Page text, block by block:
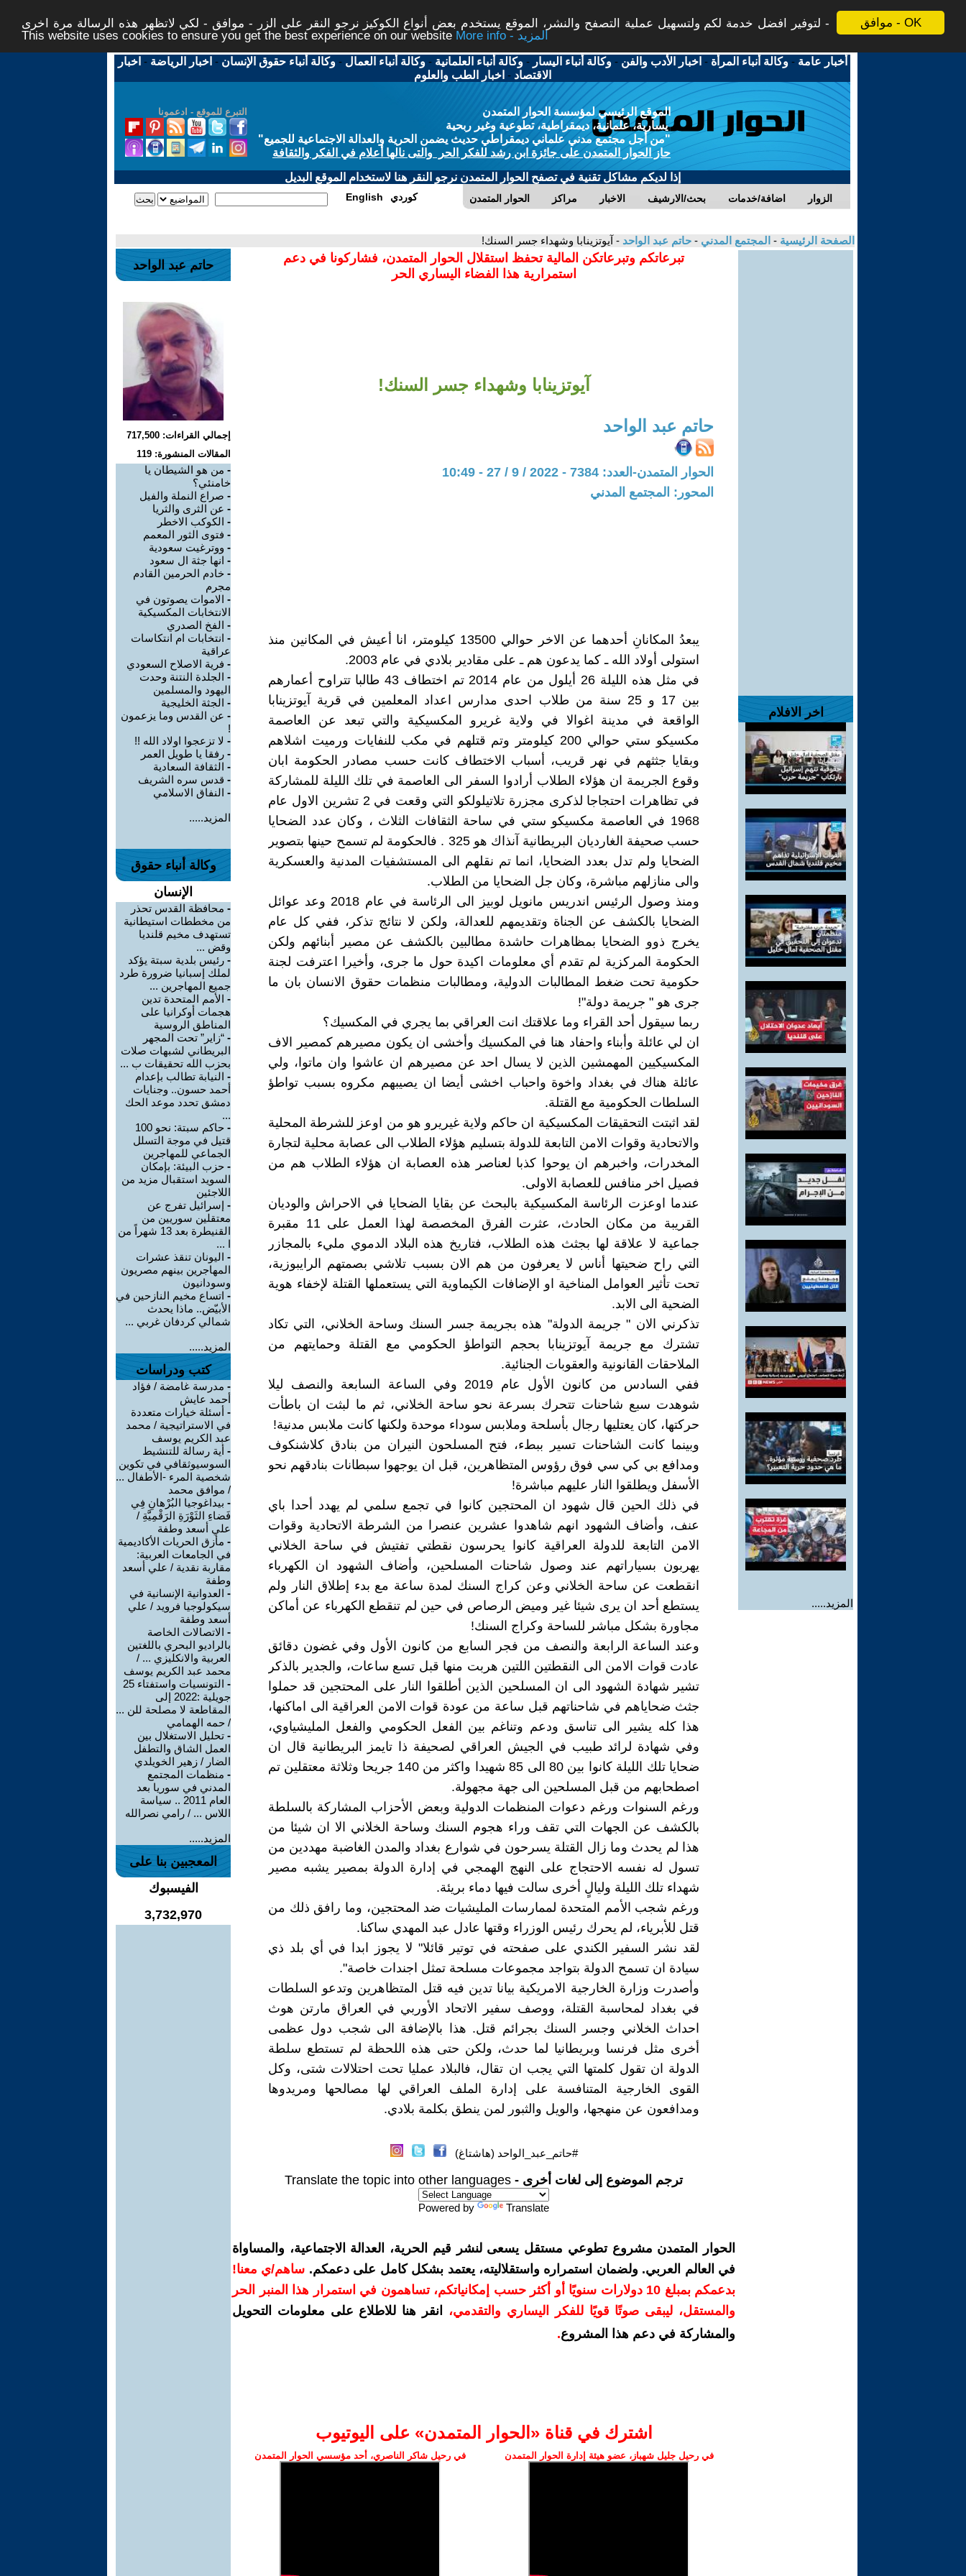
موافق - OK
لتوفير افضل خدمة لكم ولتسهيل عملية التصفح والنشر، الموقع يستخدم بعض أنواع الكوكيز نرجو النقر على الزر - موافق - لكي لاتظهر هذه الرسالة مرة اخرى -
This website uses cookies to ensure you get the best experience on our website
More info - المزيد
أخبار عامة -وكالة أنباء المرأة - اخبار الأدب والفن -وكالة أنباء اليسار -وكالة أنباء العلمانية -وكالة أنباء العمال -وكالة أنباء حقوق الإنسان - اخبار الرياضة - اخبار
الاقتصاد - اخبار الطب والعلوم
التبرع للموقع - ادعمونا
الموقع الرئيسي لمؤسسة الحوار المتمدن
يسارية، علمانية، ديمقراطية، تطوعية وغير ربحية
"من أجل مجتمع مدني علماني ديمقراطي حديث يضمن الحرية والعدالة الاجتماعية للجميع"
حاز الحوار المتمدن على جائزة ابن رشد للفكر الحر والتى نالها أعلام في الفكر والثقافة
إذا لديكم مشاكل تقنية في تصفح الحوار المتمدن نرجو النقر هنا لاستخدام الموقع البديل
الحوار المتمدن مراكز الاخبار بحث/الارشيف اضافة/خدمات الزوار English كوردي
الصفحة الرئيسية - المجتمع المدني - حاتم عبد الواحد - آيوتزينابا وشهداء جسر السنك!
اخر الافلام
المزيد.....
تبرعاتكم وتبرعاتكن المالية تحفظ استقلال الحوار المتمدن، فشاركونا في دعم
استمرارية هذا الفضاء اليساري الحر
آيوتزينابا وشهداء جسر السنك!
حاتم عبد الواحد
الحوار المتمدن-العدد: 7384 - 2022 / 9 / 27 - 10:49
المحور: المجتمع المدني
يبعدُ المكانانِ أحدهما عن الاخر حوالي 13500 كيلومتر، انا أعيش في المكانين منذ
استولى أولاد الله ـ كما يدعون هم ـ على مقادير بلادي في عام 2003.
في مثل هذه الليلة 26 أيلول من عام 2014 تم اختطاف 43 طالبا تتراوح أعمارهم
بين 17 و 25 سنة من طلاب احدى مدارس اعداد المعلمين في قرية آيوتزينابا
الواقعة في مدينة اغوالا في ولاية غريرو المكسيكية والتي تبعد عن العاصمة
مكسيكو ستي حوالي 200 كيلومتر وتم قتلهم في مكب للنفايات ورميت اشلاهم
وبقايا جثثهم في نهر قريب، أسباب الاختطاف كانت حسب مصادر الحكومة ابان
وقوع الجريمة ان هؤلاء الطلاب أرادوا السفر الى العاصمة في تلك الليلة للمشاركة
في تظاهرات احتجاجا لذكرى مجزرة تلاتيلولكو التي وقعت في 2 تشرين الاول عام
1968 في العاصمة مكسيكو ستي في ساحة الثقافات الثلاث ، وكان عدد الضحايا
حسب صحيفة الغارديان البريطانية آنذاك هو 325 . فالحكومة لم تسمح حينها بتصوير
الضحايا ولم تدل بعدد الضحايا، انما تم نقلهم الى المستشفيات المدنية والعسكرية
والى منازلهم مباشرة، وكان جل الضحايا من الطلاب.
ومنذ وصول الرئيس اندريس مانويل لوبيز الى الرئاسة في عام 2018 وعد عوائل
الضحايا بالكشف عن الجناة وتقديمهم للعدالة، ولكن لا نتائج تذكر، ففي كل عام
يخرج ذوو الضحايا بمظاهرات حاشدة مطالبين بالكشف عن مصير أبنائهم ولكن
الحكومة المركزية لم تقدم أي معلومات اكيدة حول ما جرى، وأخيرا اعترفت لجنة
حكومية تحت ضغط المطالبات الدولية، ومطالبات منظمات حقوق الانسان بان ما
جرى هو " جريمة دولة"!
ربما سيقول أحد القراء وما علاقتك انت العراقي بما يجري في المكسيك؟
ان لي عائلة وأبناء واحفاد هنا في المكسيك وأخشى ان يكون مصيرهم كمصير الاف
المكسيكيين المهمشين الذين لا يسال احد عن مصيرهم ان عاشوا وان ماتوا، ولي
عائلة هناك في بغداد واخوة واحباب اخشى أيضا ان يصيبهم مكروه بسبب تواطؤ
السلطات الحكومية مع القتلة.
لقد اثبتت التحقيقات المكسيكية ان حاكم ولاية غيريرو هو من اوعز للشرطة المحلية
والاتحادية وقوات الامن التابعة للدولة بتسليم هؤلاء الطلاب الى عصابة محلية لتجارة
المخدرات، واخبرهم ان يوحوا كذبا لعناصر هذه العصابة ان هؤلاء الطلاب هم من
فصيل اخر منافس للعصابة الاولى.
عندما اوعزت الرئاسة المكسيكية بالبحث عن بقايا الضحايا في الاحراش والوديان
القريبة من مكان الحادث، عثرت الفرق المخصصة لهذا العمل على 11 مقبرة
جماعية لا علاقة لها بجثث هذه الطلاب، فتاريخ هذه البلاد الدموي مليء بالمجازر
التي راح ضحيتها أناس لا يعرفون من هم الان بسبب تلاشي بصمتهم الرايبوزية،
تحت تأثير العوامل المناخية او الإضافات الكيماوية التي يستعملها القتلة لإخفاء هوية
الضحية الى الابد.
تذكرني الان " جريمة الدولة" هذه بجريمة جسر السنك وساحة الخلاني، التي تكاد
تشترك مع جريمة آيوتزينابا بحجم التواطؤ الحكومي مع القتلة وحمايتهم من
الملاحقات القانونية والعقوبات الجنائية.
ففي السادس من كانون الأول عام 2019 وفي الساعة السابعة والنصف ليلا
شوهدت سبع شاحنات تتحرك بسرعة نحو ساحة الخلاني، ثم ما لبثت ان باطأت
حركتها، كان يعتليها رجال بأسلحة وملابس سوداء موحدة ولكنها كانت ملابس مدنية!
وبينما كانت الشاحنات تسير ببطء، فتح المسلحون النيران من بنادق كلاشنكوف
ومدافع بي كي سي فوق رؤوس المتظاهرين، قبل ان يوجهوا سبطانات بنادقهم نحو
الأسفل ويطلقوا النار عليهم مباشرة!
في ذلك الحين قال شهود ان المحتجين كانوا في تجمع سلمي لم يهدد أحدا باي
عنف، وأضاف الشهود انهم شاهدوا عشرين عنصرا من الشرطة الاتحادية وقوات
الامن التابعة للدولة العراقية كانوا يحرسون نقطتي تفتيش في ساحة الخلاني
يهربون بسياراتهم عند وصول شاحنات المسلحين، وأضاف الشهود ان الكهرباء
انقطعت عن ساحة الخلاني وعن كراج السنك لمدة ساعة مع بدء إطلاق النار ولم
يستطع أحد ان يرى شيئا غير وميض الرصاص في حين لم تنقطع الكهرباء عن أماكن
مجاورة بشكل مباشر للساحة وكراج السنك!
وعند الساعة الرابعة والنصف من فجر السابع من كانون الأول وفي غضون دقائق
عادت قوات الامن الى النقطتين اللتين هربت منها قبل تسع ساعات، والجدير بالذكر
تشير شهادة الشهود الى ان المسلحين الذين أطلقوا النار على المحتجين قد حملوا
جثث ضحاياهم في شاحناتهم قبل ساعة من عودة قوات الامن العراقية الى اماكنها،
هذا كله يشير الى تناسق ودعم وتناغم بين الفعل الحكومي والفعل المليشياوي،
وفي شهادة لرائد طبيب في الجيش العراقي لصحيفة ذا تايمز البريطانية قال ان
ضحايا تلك الليلة كانوا بين 80 الى 85 شهيدا واكثر من 140 جريحا وثلاثة معتقلين تم
اصطحابهم من قبل المسلحين الى جهة مجهولة.
ورغم السنوات ورغم دعوات المنظمات الدولية وبعض الأحزاب المشاركة بالسلطة
بالكشف عن الجهات التي تقف وراء هجوم السنك وساحة الخلاني الا ان شيئا من
هذا لم يحدث وما زال القتلة يسرحون في شوارع بغداد والمدن الغاضبة مهددين من
تسول له نفسه الاحتجاج على النهج الهمجي في إدارة الدولة بمصير يشبه مصير
شهداء تلك الليلة وليالٍ أخرى سالت فيها دماء بريئة.
ورغم شجب الأمم المتحدة لممارسات المليشيات ضد المحتجين، وما رافق ذلك من
قتل للأبرياء، لم يحرك رئيس الوزراء وقتها عادل عبد المهدي ساكنا.
لقد نشر السفير الكندي على صفحته في توتير قائلا" لا يجوز ابدا في أي بلد ذي
سيادة ان تسمح الدولة بتواجد مجموعات مسلحة تمثل اجندات خاصة".
وأصدرت وزارة الخارجية الامريكية بيانا تدين فيه قتل المتظاهرين وتدعو السلطات
في بغداد لمحاسبة القتلة، ووصف سفير الاتحاد الأوربي في العراق مارتن هوث
احداث الخلاني وجسر السنك بجرائم قتل. هذا بالإضافة الى شجب دول عظمى
أخرى مثل فرنسا وبريطانيا لما حدث، ولكن حتى هذه اللحظة لم تستطع سلطة
الدولة ان تقول كلمتها التي يجب ان تقال، فالبلاد عمليا تحت احتلالات شتى، وكل
القوى الخارجية المتنافسة على إدارة الملف العراقي لها مصالحها ومريدوها
ومدافعون عن منهجها، والويل والثبور لمن ينطق بكلمة بلادي.
#حاتم_عبد_الواحد (هاشتاغ)
ترجم الموضوع إلى لغات أخرى - Translate the topic into other languages
Powered by Translate
الحوار المتمدن مشروع تطوعي مستقل يسعى لنشر قيم الحرية، العدالة الاجتماعية، والمساواة
في العالم العربي. ولضمان استمراره واستقلاليته، يعتمد بشكل كامل على دعمكم. ساهم/ي معنا!
بدعمكم بمبلغ 10 دولارات سنويًا أو أكثر حسب إمكانياتكم، تساهمون في استمرار هذا المنبر الحر
والمستقل، ليبقى صوتًا قويًا للفكر اليساري والتقدمي،
انقر هنا للاطلاع على معلومات التحويل
والمشاركة في دعم هذا المشروع.
اشترك في قناة ‫«الحوار المتمدن» على اليوتيوب
في رحيل جليل شهباز، عضو هيئة إدارة الحوار المتمدن في رحيل شاكر الناصري، أحد مؤسسي الحوار المتمدن
حاتم عبد الواحد
إجمالي القراءات: 717,500
المقالات المنشورة: 119
- من هو الشيطان يا
خامنئي؟
- صراع النملة والفيل
- عن الثرى والثريا
- الكوكب الاخطر
- فتوى الثور المعمم
- ووترغيت سعودية
- انها جثة ال سعود
- خادم الحرمين القادم
مجرم
- الاموات يصوتون في
الانتخابات المكسيكية
- الفخ الصدري
- انتخابات ام انتكاسات
عراقية
- فرية الاصلاح السعودي
- الجلدة النتنة وحدت
اليهود والمسلمين
- الجثة الخليجية
- عن القدس وما يزعمون
!
- لا تزعجوا اولاد الله !!
- رفقا يا طويل العمر
- الثقافة السعادية
- قدس سره الشريف
- النفاق الاسلامي
المزيد.....
وكالة أنباء حقوق
الإنسان
- محافظة القدس تحذر
من مخططات استيطانية
تستهدف مخيم قلنديا
وقض ...
- رئيس بلدية سبتة يؤكد
لملك إسبانيا ضرورة طرد
جميع المهاجرين ...
- الأمم المتحدة تدين
هجمات أوكرانيا على
المناطق الروسية
- “زاير” تحت المجهر
البريطاني لشبهات صلات
بحزب الله تحقيقات ب ...
- النيابة تطالب بإعدام
أحمد حسون.. وجنايات
دمشق تحدد موعد الحك
...
-
حاكم سبتة: نحو 100
قتيل في موجة التسلل
الجماعي للمهاجرين
- حزب البيئة: بإمكان
السويد استقبال مزيد من
اللاجئين
- إسرائيل تفرج عن
معتقلين سوريين من
القنيطرة بعد 13 شهراً من
ا ...
- اليونان تنقذ عشرات
المهاجرين بينهم مصريون
وسودانيون
- اتساع مخيم النازحين في
الأبيّض.. ماذا يحدث
شمالي كردفان غربي ...
المزيد.....
كتب ودراسات
- مدرسة غامضة / فؤاد
أحمد عايش
- أسئلة خيارات متعددة
في الاستراتيجية / محمد
عبد الكريم يوسف
- أية رسالة للتنشيط
السوسيوثقافي في تكوين
شخصية المرء -الأطفال ...
/ موافق محمد
- بيداغوجيا البُرْهانِ فِي
فَضاءِ الثَوْرَةِ الرَقْمِيَّةِ /
علي أسعد وطفة
- مأزق الحريات الأكاديمية
في الجامعات العربية:
مقاربة نقدية / علي أسعد
وطفة
- العدوانية الإنسانية في
سيكولوجيا فرويد / علي
أسعد وطفة
- الاتصالات الخاصة
بالراديو البحري باللغتين
العربية والانكليزي ... /
محمد عبد الكريم يوسف
-
التونسيات واستفتاء 25
جويلية :2022 إلى
المقاطعة لا مصلحة للن ...
/ حمه الهمامي
- تحليل الاستغلال بين
العمل الشاق والتطفل
الضار / زهير الخويلدي
- منظمات المجتمع
المدني في سوريا بعد
العام 2011 .. سياسة
اللاس ... / رامي نصرالله
المزيد.....
المعجبين بنا على
الفيسبوك
3,732,970